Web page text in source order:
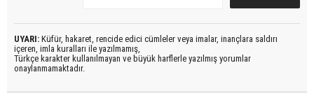
UYARI: Küfür, hakaret, rencide edici cümleler veya imalar, inançlara saldırı
içeren, imla kuralları ile yazılmamış,
Türkçe karakter kullanılmayan ve büyük harflerle yazılmış yorumlar
onaylanmamaktadır.